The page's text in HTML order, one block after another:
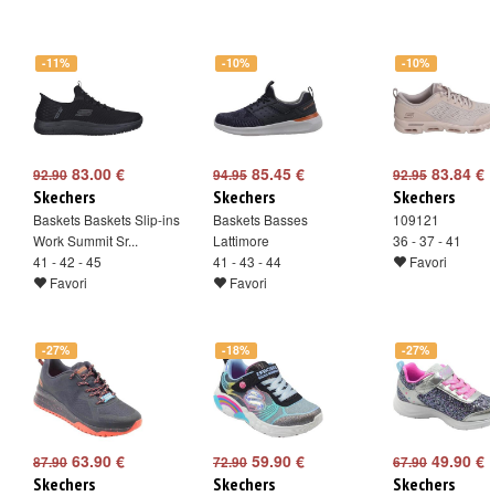
-11%
92.90 83.00 €
Skechers
Baskets Baskets Slip-ins
Work Summit Sr...
41 - 42 - 45
Favori
-10%
94.95 85.45 €
Skechers
Baskets Basses
Lattimore
41 - 43 - 44
Favori
-10%
92.95 83.84 €
Skechers
109121
36 - 37 - 41
Favori
-27%
87.90 63.90 €
Skechers
-18%
72.90 59.90 €
Skechers
-27%
67.90 49.90 €
Skechers